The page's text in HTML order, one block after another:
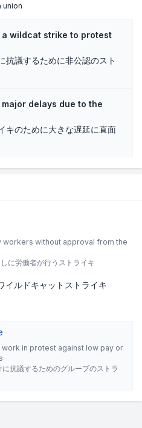
union
wildcat strike to protest
抗議するために非公認のスト
delays due to the
キのために大きな遅延に直面
workers without approval from the
に労働者が行うストライキ
イルドキャットストライキ
in protest against low pay or
抗議するためのグループのストラ